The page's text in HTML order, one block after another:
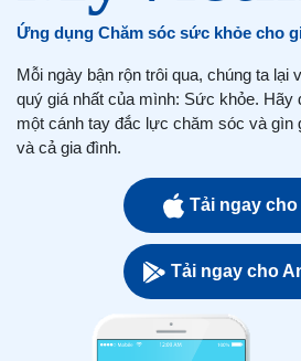
Ứng dụng Chăm sóc sức khỏe cho
Mỗi ngày bận rộn trôi qua, chúng ta lại
quý giá nhất của mình: Sức khỏe. Hãy
một cánh tay đắc lực chăm sóc và gìn
và cả gia đình.
Tải ngay cho
Tải ngay cho